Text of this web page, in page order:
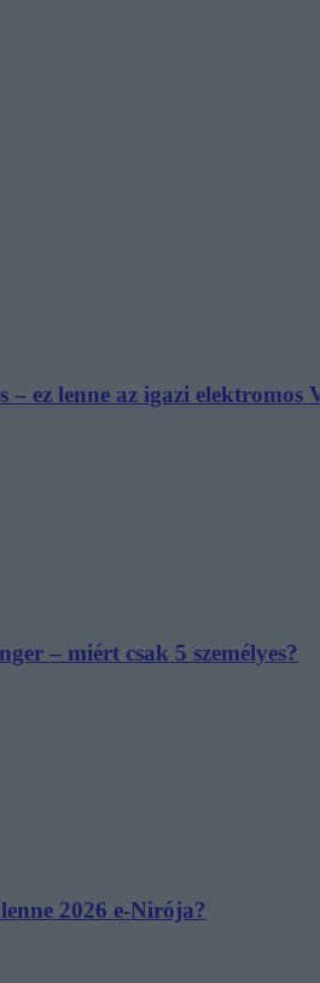
ez lenne az igazi elektromos
– miért csak 5 személyes?
2026 e-Nirója?